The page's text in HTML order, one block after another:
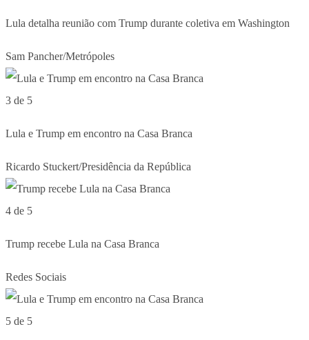
Lula detalha reunião com Trump durante coletiva em Washington
Sam Pancher/Metrópoles
3 de 5
Lula e Trump em encontro na Casa Branca
Ricardo Stuckert/Presidência da República
4 de 5
Trump recebe Lula na Casa Branca
Redes Sociais
5 de 5